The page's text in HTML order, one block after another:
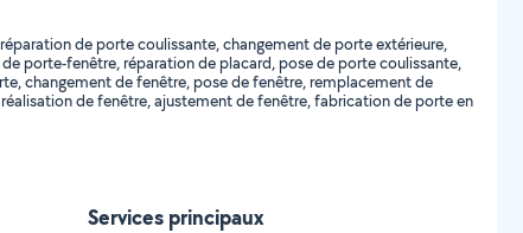
de porte coulissante, changement de porte extérieure,
porte-fenêtre, réparation de placard, pose de porte coulissante,
changement de fenêtre, pose de fenêtre, remplacement de
de fenêtre, ajustement de fenêtre, fabrication de porte en
Services principaux